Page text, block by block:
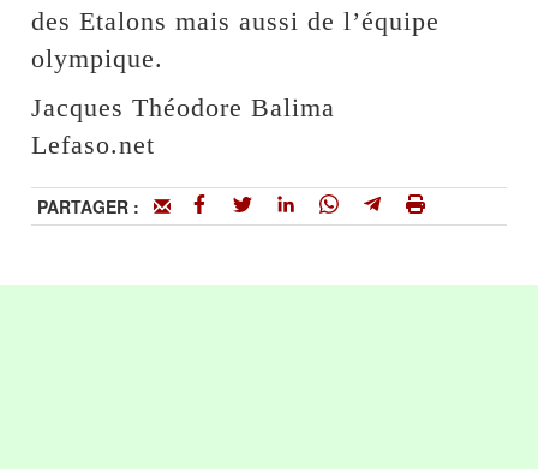
des Etalons mais aussi de l’équipe
olympique.
Jacques Théodore Balima
Lefaso.net
PARTAGER :